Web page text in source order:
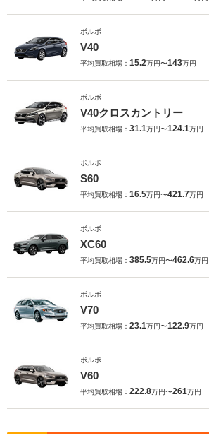
ボルボ
V40
平均買取相場： 15.2万円〜143万円
ボルボ
V40クロスカントリー
平均買取相場： 31.1万円〜124.1万円
ボルボ
S60
平均買取相場： 16.5万円〜421.7万円
ボルボ
XC60
平均買取相場： 385.5万円〜462.6万円
ボルボ
V70
平均買取相場： 23.1万円〜122.9万円
ボルボ
V60
平均買取相場： 222.8万円〜261万円